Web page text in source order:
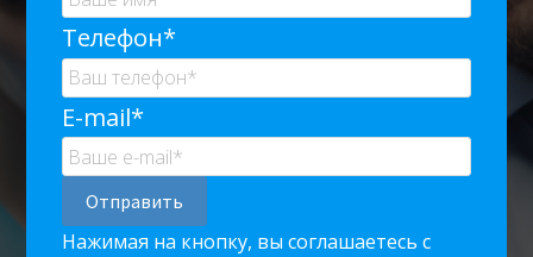
Телефон*
E-mail*
Нажимая на кнопку, вы соглашаетесь с